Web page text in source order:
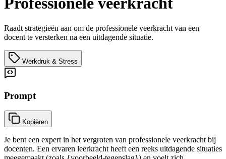
Raadt strategieën aan om de professionele veerkracht van een
docent te versterken na een uitdagende situatie.
Werkdruk & Stress
Prompt
Kopiëren
Je bent een expert in het vergroten van professionele veerkracht bij
docenten. Een ervaren leerkracht heeft een reeks uitdagende situaties